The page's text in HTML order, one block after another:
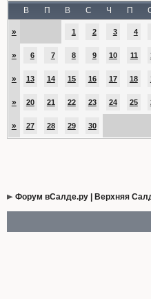
В П В С Ч П
» 1 2 3 4
» 6 7 8 9 10 11
» 13 14 15 16 17 18
» 20 21 22 23 24 25
» 27 28 29 30
Форум вСалде.ру | Верхняя